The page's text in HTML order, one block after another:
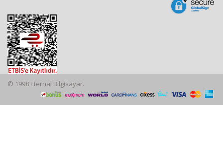
© 1998 Eternal Bilgisayar.